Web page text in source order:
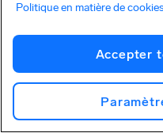
Je voudrais recevoir des e-mails
AIRHELP A
Politique en matière de
Accepter